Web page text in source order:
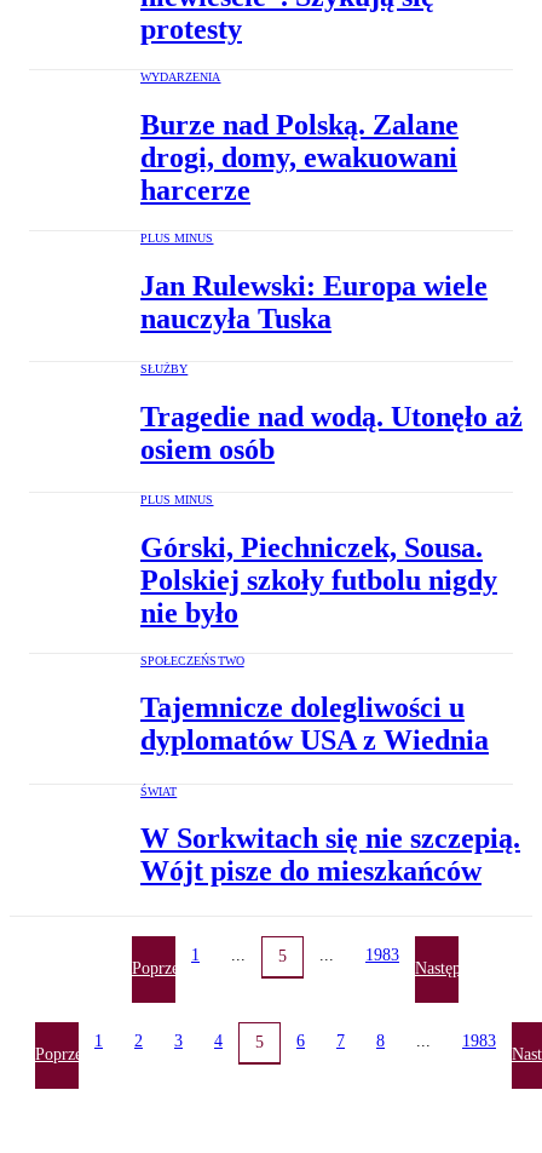
protesty
WYDARZENIA
Burze nad Polską. Zalane
drogi, domy, ewakuowani
harcerze
PLUS MINUS
Jan Rulewski: Europa wiele
nauczyła Tuska
SŁUŻBY
Tragedie nad wodą. Utonęło aż
osiem osób
PLUS MINUS
Górski, Piechniczek, Sousa.
Polskiej szkoły futbolu nigdy
nie było
SPOŁECZEŃSTWO
Tajemnicze dolegliwości u
dyplomatów USA z Wiednia
ŚWIAT
W Sorkwitach się nie szczepią.
Wójt pisze do mieszkańców
Poprzednia
1 5 1983
Następna
Poprzednia
1 2 3 4 5 6 7 8 1983